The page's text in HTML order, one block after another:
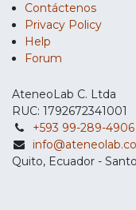
Contáctenos
Privacy Policy
Help
Forum
AteneoLab C. Ltda
RUC: 1792672341001
+593 99-289-4906
Quito, Ecuador -